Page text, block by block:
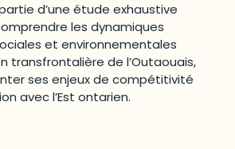
d’une étude exhaustive
les dynamiques
et environnementales
transfrontalière de l’Outaouais,
ses enjeux de compétitivité
avec l’Est ontarien.